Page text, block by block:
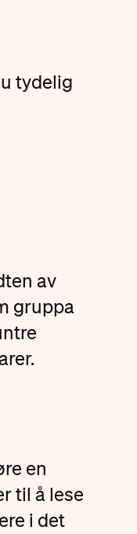
tydelig
av
gruppa
en
til å lese
i det